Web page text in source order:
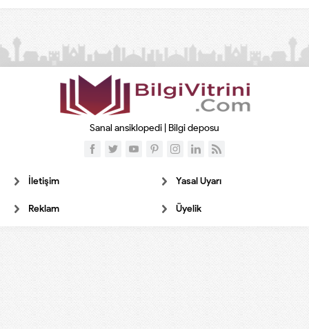
Yetişen Meyve Türleri,...
Sanal ansiklopedi | Bilgi deposu
İletişim Yasal Uyarı
Reklam Üyelik